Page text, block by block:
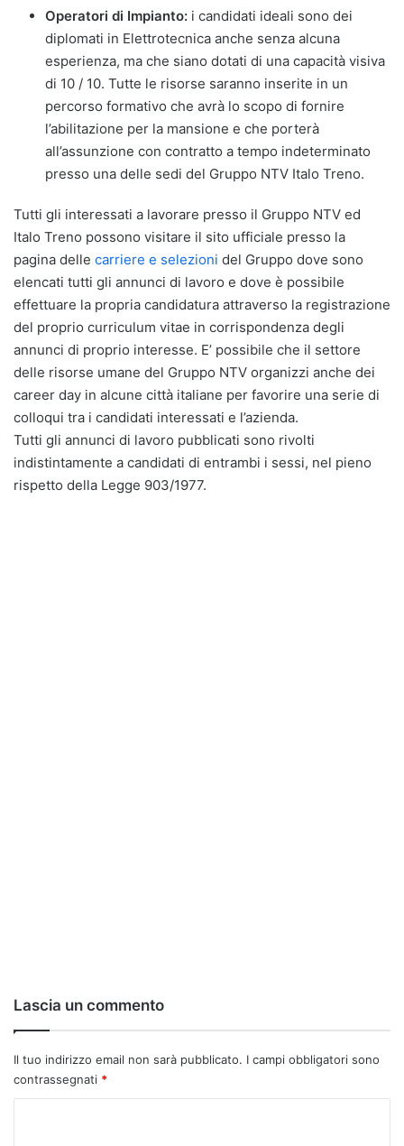
Operatori di Impianto: i candidati ideali sono dei
diplomati in Elettrotecnica anche senza alcuna
esperienza, ma che siano dotati di una capacità visiva
di 10 / 10. Tutte le risorse saranno inserite in un
percorso formativo che avrà lo scopo di fornire
l’abilitazione per la mansione e che porterà
all’assunzione con contratto a tempo indeterminato
presso una delle sedi del Gruppo NTV Italo Treno.
Tutti gli interessati a lavorare presso il Gruppo NTV ed
Italo Treno possono visitare il sito ufficiale presso la
pagina delle carriere e selezioni del Gruppo dove sono
elencati tutti gli annunci di lavoro e dove è possibile
effettuare la propria candidatura attraverso la registrazione
del proprio curriculum vitae in corrispondenza degli
annunci di proprio interesse. E’ possibile che il settore
delle risorse umane del Gruppo NTV organizzi anche dei
career day in alcune città italiane per favorire una serie di
colloqui tra i candidati interessati e l’azienda.
Tutti gli annunci di lavoro pubblicati sono rivolti
indistintamente a candidati di entrambi i sessi, nel pieno
rispetto della Legge 903/1977.
Lascia un commento
Il tuo indirizzo email non sarà pubblicato. I campi obbligatori sono
contrassegnati *